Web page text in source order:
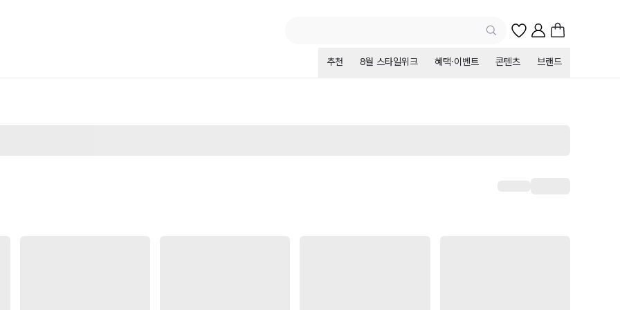
추천 8월 스타일위크 혜택·이벤트 콘텐츠 브랜드